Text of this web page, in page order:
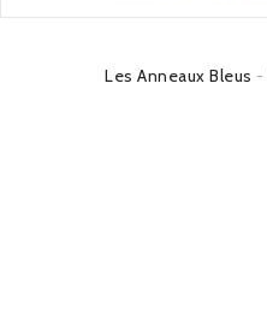
Les Anneaux Bleus